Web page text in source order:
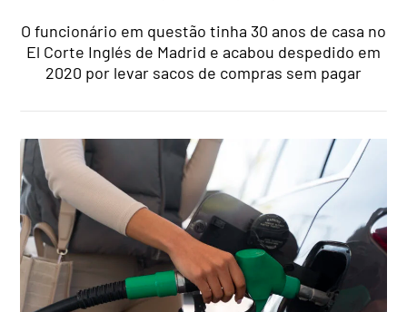
O funcionário em questão tinha 30 anos de casa no
El Corte Inglés de Madrid e acabou despedido em
2020 por levar sacos de compras sem pagar